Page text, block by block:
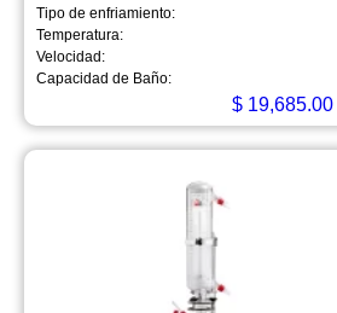
Tipo de enfriamiento:
Temperatura:
Velocidad:
Capacidad de Baño:
$ 19,685.00